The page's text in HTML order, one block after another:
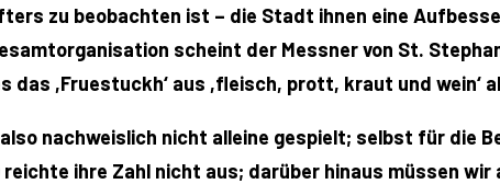
zu beobachten ist – die Stadt ihnen eine
scheint der Messner von St.
das ,Fruestuckh‘ aus ,fleisch, prott, kraut und wein‘
nachweislich nicht alleine gespielt; selbst für die
ihre Zahl nicht aus; darüber hinaus müssen